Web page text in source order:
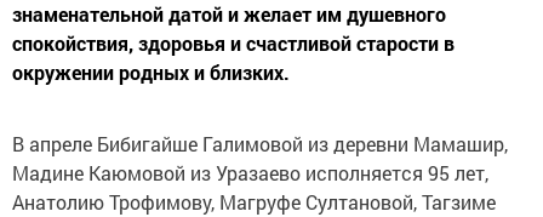
знаменательной датой и желает им душевного
спокойствия, здоровья и счастливой старости в
окружении родных и близких.
В апреле Бибигайше Галимовой из деревни Мамашир,
Мадине Каюмовой из Уразаево исполняется 95 лет,
Анатолию Трофимову, Магруфе Султановой, Тагзиме